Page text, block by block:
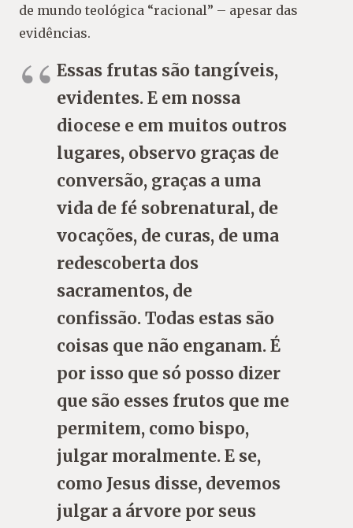
de mundo teológica “racional” – apesar das
evidências.
Essas frutas são tangíveis,
evidentes. E em nossa
diocese e em muitos outros
lugares, observo graças de
conversão, graças a uma
vida de fé sobrenatural, de
vocações, de curas, de uma
redescoberta dos
sacramentos, de
confissão. Todas estas são
coisas que não enganam. É
por isso que só posso dizer
que são esses frutos que me
permitem, como bispo,
julgar moralmente. E se,
como Jesus disse, devemos
julgar a árvore por seus